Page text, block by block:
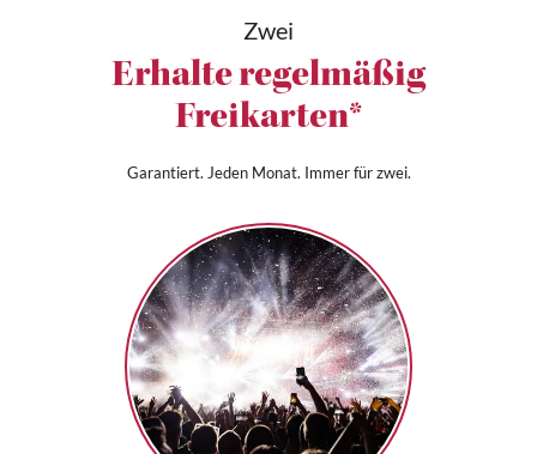
Zwei
Erhalte regelmäßig
Freikarten*
Garantiert. Jeden Monat. Immer für zwei.